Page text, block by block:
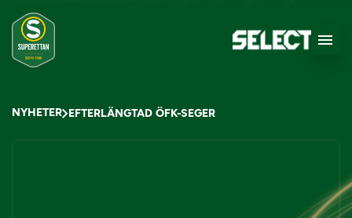
NYHETER EFTERLÄNGTAD ÖFK-SEGER